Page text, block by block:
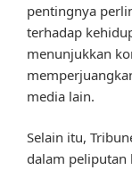
pentingnya
terhadap
menunjukkan
media lain.
Selain itu,
dalam peliputan